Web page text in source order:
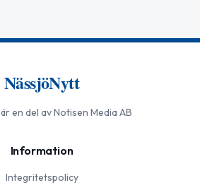
NässjöNytt
är en del av Notisen Media AB
Information
Integritetspolicy